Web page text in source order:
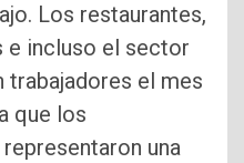
Los restaurantes,
e incluso el sector
trabajadores el mes
que los
una